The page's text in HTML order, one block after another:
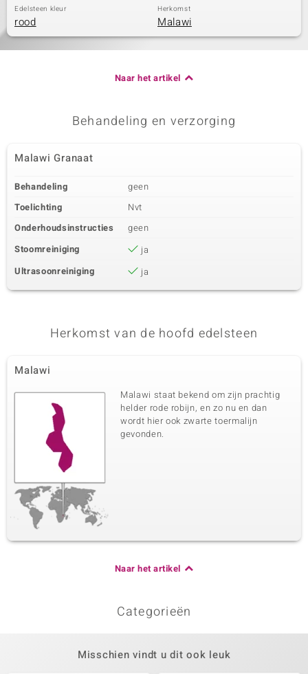
Edelsteen kleur
rood
Herkomst
Malawi
Naar het artikel
Behandeling en verzorging
Malawi Granaat
Behandeling
geen
Toelichting
Nvt
Onderhoudsinstructies
geen
Stoomreiniging
ja
Ultrasoonreiniging
ja
Herkomst van de hoofd edelsteen
Malawi
Malawi staat bekend om zijn prachtig
helder rode robijn, en zo nu en dan
wordt hier ook zwarte toermalijn
gevonden.
Naar het artikel
Categorieën
Misschien vindt u dit ook leuk